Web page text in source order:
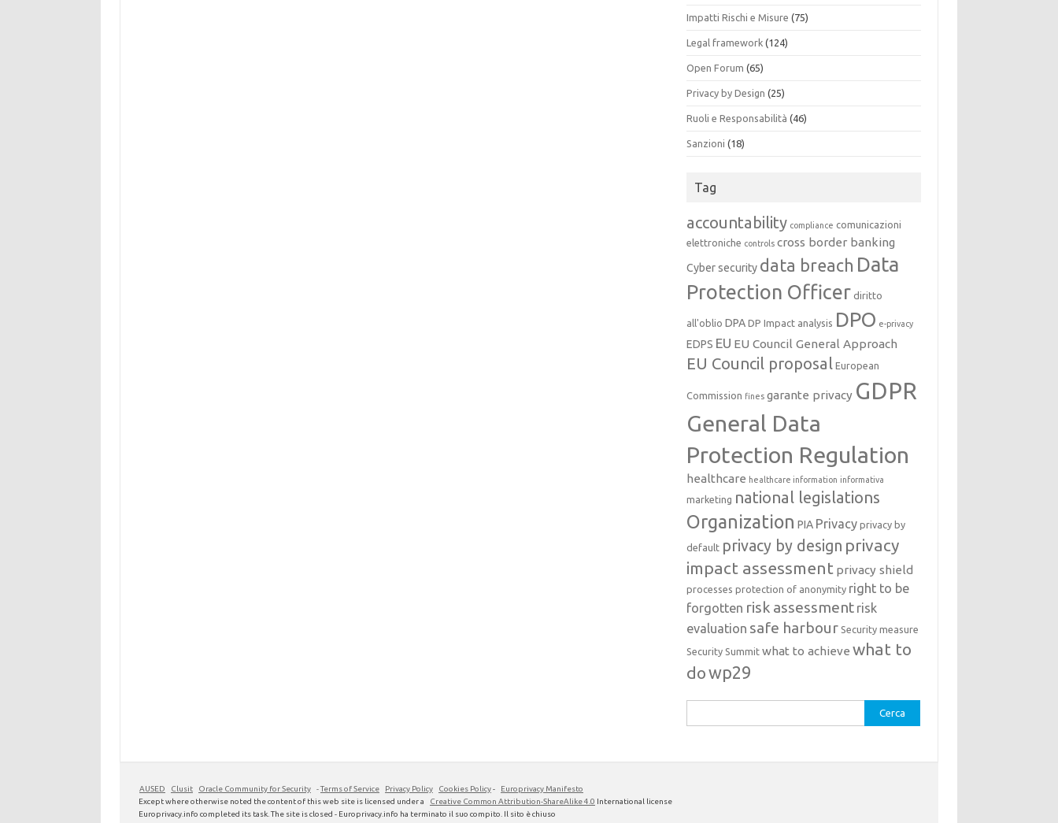
Impatti Rischi e Misure (75)
Legal framework (124)
Open Forum (65)
Privacy by Design (25)
Ruoli e Responsabilità (46)
Sanzioni (18)
Tag
accountability compliance comunicazioni
elettroniche controls cross border banking
Cyber security data breach Data
Protection Officer diritto
all'oblio DPA DP Impact analysis DPO e-privacy
EDPS EU EU Council General Approach
EU Council proposal European
Commission fines garante privacy GDPR
General Data
Protection Regulation
healthcare healthcare information informativa
marketing national legislations
Organization PIA Privacy privacy by
default privacy by design privacy
impact assessment privacy shield
processes protection of anonymity right to be
forgotten risk assessment risk
evaluation safe harbour Security measure
Security Summit what to achieve what to
dowp29
per:
AUSED Clusit Oracle Community for Security -Terms of Service Privacy Policy Cookies Policy-
Europrivacy Manifesto
Except where otherwise noted the content of this web site is licensed under a
Creative Common Attribution-ShareAlike 4.0 International license
Europrivacy.info completed its task. The site is closed - Europrivacy.info ha terminato il suo compito. Il sito è chiuso